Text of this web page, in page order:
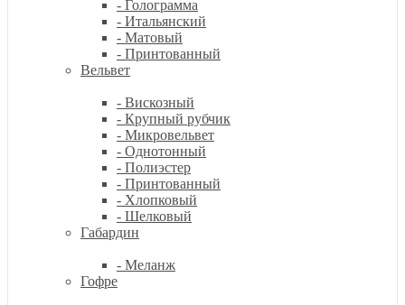
- Голограмма
- Итальянский
- Матовый
- Принтованный
Вельвет
- Вискозный
- Крупный рубчик
- Микровельвет
- Однотонный
- Полиэстер
- Принтованный
- Хлопковый
- Шелковый
Габардин
- Меланж
Гофре